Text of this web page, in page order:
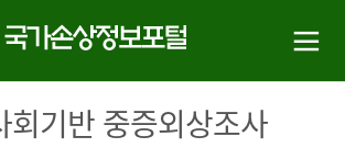
회기반 중증외상조사